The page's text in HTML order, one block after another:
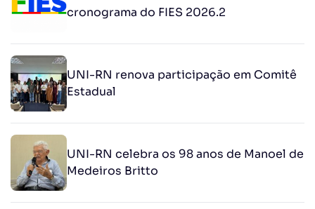
cronograma do FIES 2026.2
UNI-RN renova participação em Comitê
Estadual
UNI-RN celebra os 98 anos de Manoel de
Medeiros Britto